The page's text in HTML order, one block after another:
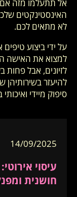
אל תתעלמו מזה אם
האינסטינקטים
לא מתאים לכם.
על ידי ביצוע
למצוא את האישה
לזיונים, אבל פחות
להיעזר בשירותיהן
סיפוק מיידי
14/09/2025
עיסוי
חושנית